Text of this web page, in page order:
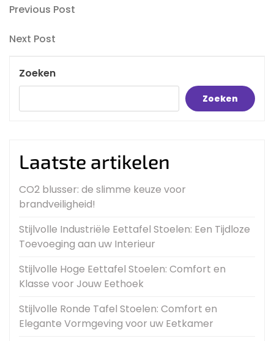
Bericht
navigatie
Previous
Previous Post
Next
Next Post
Zoeken
Zoeken
Laatste artikelen
CO2 blusser: de slimme keuze voor
brandveiligheid!
Stijlvolle Industriële Eettafel Stoelen: Een Tijdloze
Toevoeging aan uw Interieur
Stijlvolle Hoge Eettafel Stoelen: Comfort en
Klasse voor Jouw Eethoek
Stijlvolle Ronde Tafel Stoelen: Comfort en
Elegante Vormgeving voor uw Eetkamer